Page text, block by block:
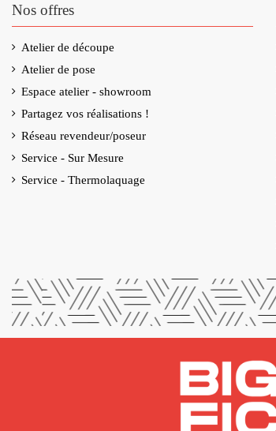
Nos offres
Atelier de découpe
Atelier de pose
Espace atelier - showroom
Partagez vos réalisations !
Réseau revendeur/poseur
Service - Sur Mesure
Service - Thermolaquage